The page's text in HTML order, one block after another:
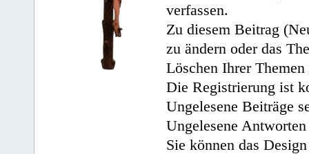
verfassen.
Zu diesem Beitrag
zu ändern oder das
Löschen Ihrer
Die Registrierung ist
Ungelesene Beiträge
Ungelesene
Sie können das